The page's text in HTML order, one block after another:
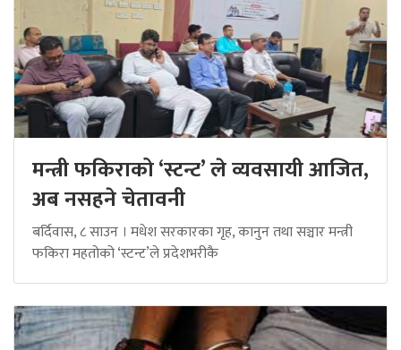
मन्त्री फकिराको ‘स्टन्ट’ ले व्यवसायी आजित,
अब नसहने चेतावनी
बर्दिवास, ८ साउन । मधेश सरकारका गृह, कानुन तथा सञ्चार मन्त्री
फकिरा महतोको ‘स्टन्ट’ले प्रदेशभरीकै